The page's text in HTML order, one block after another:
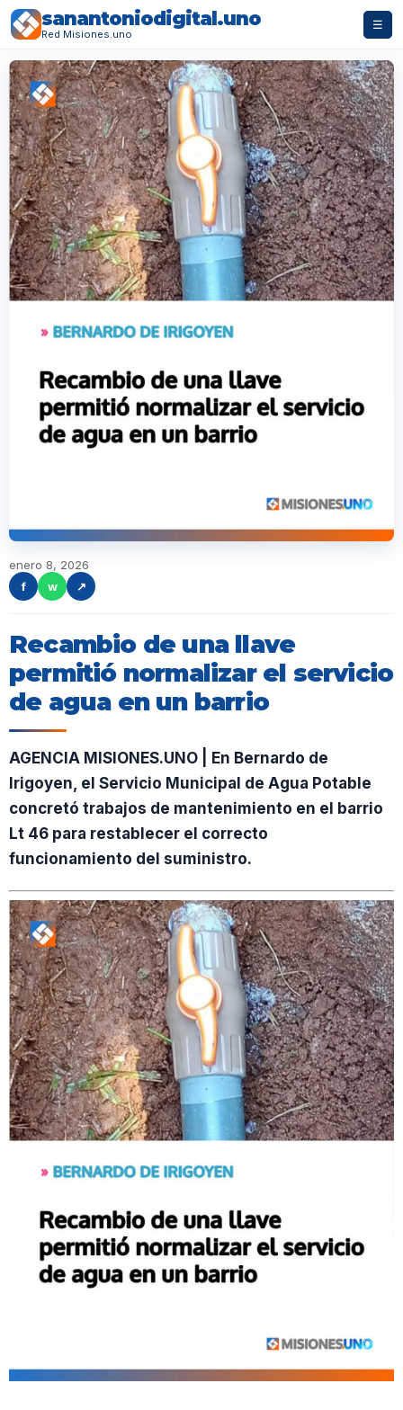
sanantoniodigital.uno
Red Misiones.uno
☰
enero 8, 2026
f
w ↗
Recambio de una llave
permitió normalizar el servicio
de agua en un barrio
AGENCIA MISIONES.UNO | En Bernardo de
Irigoyen, el Servicio Municipal de Agua Potable
concretó trabajos de mantenimiento en el barrio
Lt 46 para restablecer el correcto
funcionamiento del suministro.